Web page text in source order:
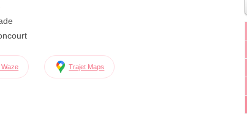
Trajet Maps